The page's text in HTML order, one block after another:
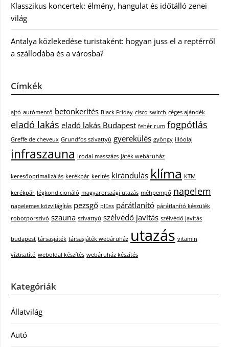
Klasszikus koncertek: élmény, hangulat és időtálló zenei
világ
Antalya közlekedése turistaként: hogyan juss el a reptérről
a szállodába és a városba?
Címkék
ajtó autómentő betonkerítés Black Friday cisco switch céges ajándék
eladó lakás eladó lakás Budapest fehér rum fogpótlás
Greffe de cheveux Grundfos szivattyú gyerekülés gyöngy illóolaj
infraszauna irodai masszázs játék webáruház
keresőoptimalizálás kerékpár kerítés kirándulás klíma KTM
kerékpár légkondicionáló magyarországi utazás méhpempő napelem
napelemes közvilágítás pezsgő plüss párátlanító párátlanító készülék
robotporszívó szauna szivattyú szélvédő javítás szélvédő javítás
budapest társasjáték társasjáték webáruház utazás vitamin
víztisztító weboldal készítés webáruház készítés
Kategóriák
Állatvilág
Autó